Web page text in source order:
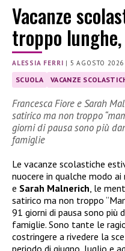
Vacanze
troppo
ALESSIA FERRI | 5 AGOSTO 2026
SCUOLA VACANZE
Francesca Fiore e Sarah
satirico ma non troppo
giorni di pausa sono più
famiglie
Le vacanze scolastiche
nuocere in qualche modo ai
e Sarah Malnerich, le
satirico ma non troppo
91 giorni di pausa sono più
famiglie. Sono tante le
costringere a rivedere la